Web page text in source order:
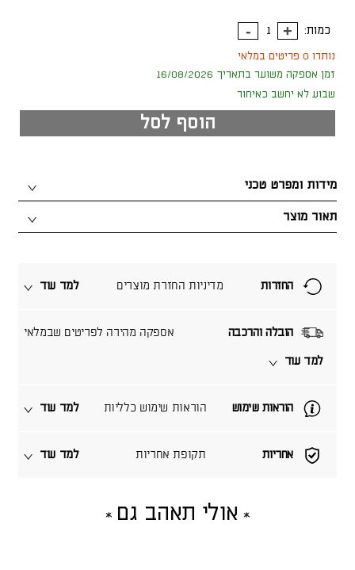
כמות:
נותרו 0 פריטים במלאי
זמן אספקה משוער בתאריך 16/08/2026
שבוע לא יחשב כאיחור
הוסף לסל
תאור מוצר
מידות ומפרט טכני
אחריות תקופת אחריות למד עוד
הוראות שימוש הוראות שימוש כלליות למד עוד
הובלה והרכבה אספקה מהירה לפריטים שבמלאי
למד עוד
החזרות מדיניות החזרת מוצרים למד עוד
אולי תאהב גם